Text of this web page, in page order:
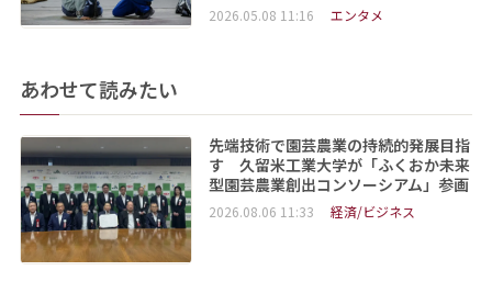
2026.05.08 11:16 エンタメ
あわせて読みたい
先端技術で園芸農業の持続的発展目指
す 久留米工業大学が「ふくおか未来
型園芸農業創出コンソーシアム」参画
2026.08.06 11:33 経済/ビジネス